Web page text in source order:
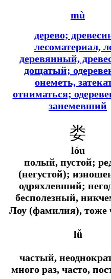
mù
дерево;
лесоматериал,
деревянный,
дощатый;
онеметь,
отниматься;
занемевший
娄
lóu
полый, пустой;
(негустой);
одряхлевший;
бесполезный,
Лоу (фамилия), тоже
lǚ
частый,
много раз, часто,